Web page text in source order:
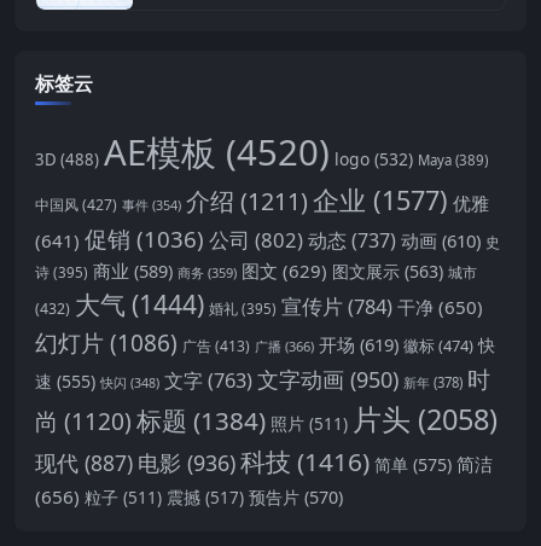
标签云
3D (488) AE模板 (4520) logo (532) Maya (389)
中国风(427) 事件 (354) 介绍 (1211)企业 (1577) 优雅
(641) 促销 (1036) 公司 (802)动态 (737) 动画 (610) 史
诗 (395) 商业 (589) 商务 (359) 图文 (629) 图文展示 (563) 城市
(432) 大气 (1444) 婚礼 (395) 宣传片(784) 干净 (650)
幻灯片 (1086) 广告(413) 广播 (366) 开场 (619) 徽标(474) 快
速 (555) 快闪 (348) 文字(763)文字动画 (950) 新年 (378) 时
尚 (1120)标题 (1384) 照片 (511) 片头 (2058)
现代 (887) 电影 (936)科技 (1416) 简单 (575) 简洁
(656) 粒子 (511) 震撼 (517) 预告片 (570)